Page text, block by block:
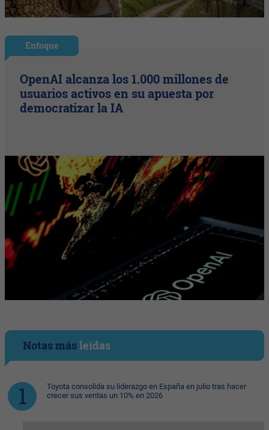
Enfoque
OpenAI alcanza los 1.000 millones de
usuarios activos en su apuesta por
democratizar la IA
Notas másleídas
Toyota consolida su liderazgo en España en julio tras hacer
crecer sus ventas un 10% en 2026